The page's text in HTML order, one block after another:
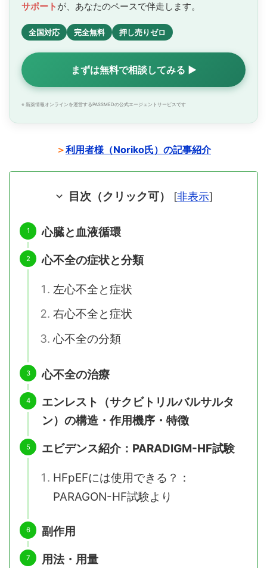
サポート が、あなたのペースで伴走します。
全国対応 完全無料 押し売りゼロ
まずは無料で相談してみる ▶
※ 新薬情報オンラインを運営するPASSMEDの公式エージェントサービスです
＞利用者様（Noriko氏）の記事紹介
目次（クリック可） [非表示]
心臓と血液循環
心不全の症状と分類
左心不全と症状
右心不全と症状
心不全の分類
心不全の治療
エンレスト（サクビトリルバルサルタ
ン）の構造・作用機序・特徴
エビデンス紹介：PARADIGM-HF試験
HFpEFには使用できる？：
PARAGON-HF試験より
副作用
用法・用量